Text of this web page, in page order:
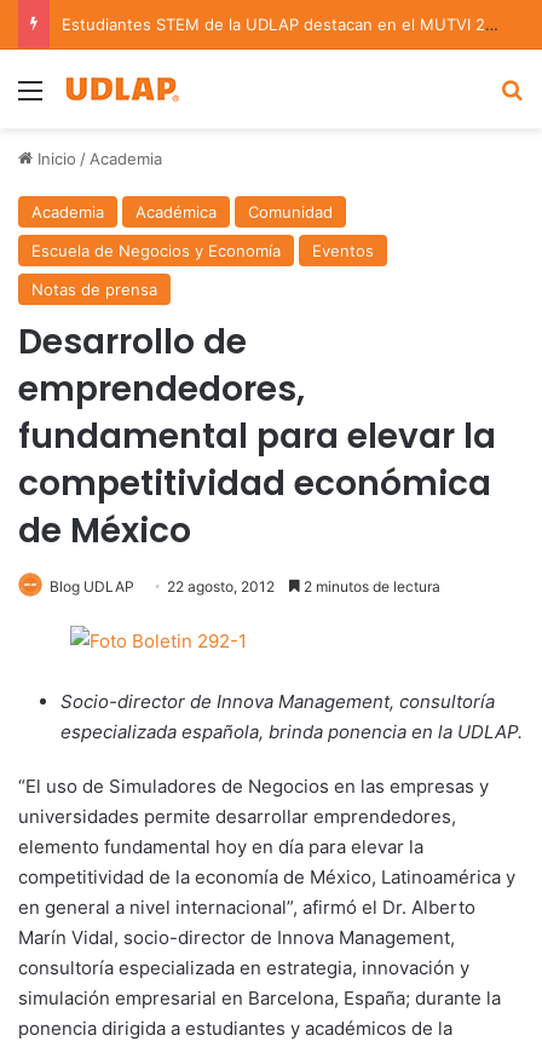
Estudiantes STEM de la UDLAP destacan en el MUTVI 2026
Menu
Inicio / Academia
Academia Académica
Comunidad
Escuela de Negocios y Economía
Eventos
Notas de prensa
Desarrollo de
emprendedores,
fundamental para elevar la
competitividad económica
de México
Blog UDLAP 22 agosto, 2012 2 minutos de lectura
Socio-director de Innova Management, consultoría
especializada española, brinda ponencia en la UDLAP.
“El uso de Simuladores de Negocios en las empresas y
universidades permite desarrollar emprendedores,
elemento fundamental hoy en día para elevar la
competitividad de la economía de México, Latinoamérica y
en general a nivel internacional”, afirmó el Dr. Alberto
Marín Vidal, socio-director de Innova Management,
consultoría especializada en estrategia, innovación y
simulación empresarial en Barcelona, España; durante la
ponencia dirigida a estudiantes y académicos de la